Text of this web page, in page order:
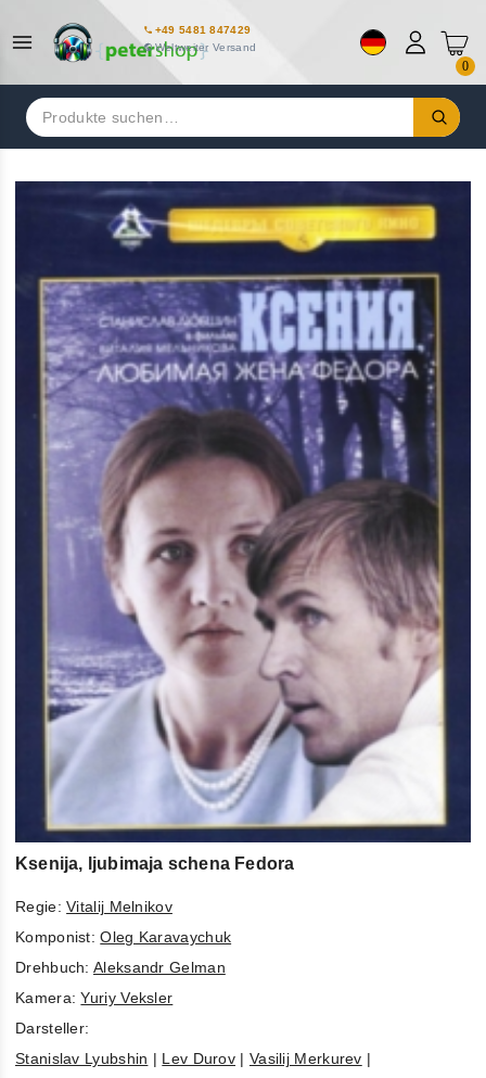
+49 5481 847429
Weltweiter Versand
0
Suchen
nach:
Ksenija, ljubimaja schena Fedora
Regie:Vitalij Melnikov
Komponist:Oleg Karavaychuk
Drehbuch:Aleksandr Gelman
Kamera:Yuriy Veksler
Darsteller:
Stanislav Lyubshin | Lev Durov | Vasilij Merkurev |